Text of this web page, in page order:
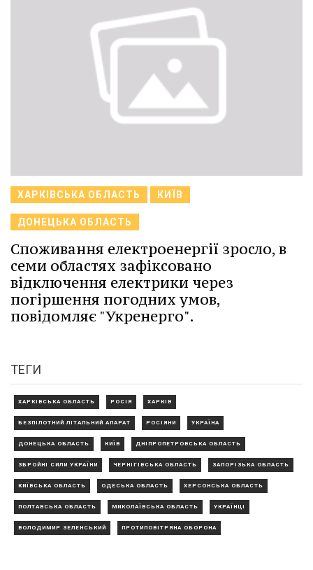
ХАРКІВСЬКА ОБЛАСТЬ КИЇВ
ДОНЕЦЬКА ОБЛАСТЬ
Споживання електроенергії зросло, в
семи областях зафіксовано
відключення електрики через
погіршення погодних умов,
повідомляє "Укренерго".
ТЕГИ
ХАРКІВСЬКА ОБЛАСТЬ РОСІЯ ХАРКІВ
БЕЗПІЛОТНИЙ ЛІТАЛЬНИЙ АПАРАТ РОСІЯНИ УКРАЇНА
ДОНЕЦЬКА ОБЛАСТЬ КИЇВ ДНІПРОПЕТРОВСЬКА ОБЛАСТЬ
ЗБРОЙНІ СИЛИ УКРАЇНИ ЧЕРНІГІВСЬКА ОБЛАСТЬ ЗАПОРІЗЬКА ОБЛАСТЬ
КИЇВСЬКА ОБЛАСТЬ ОДЕСЬКА ОБЛАСТЬ ХЕРСОНСЬКА ОБЛАСТЬ
ПОЛТАВСЬКА ОБЛАСТЬ МИКОЛАЇВСЬКА ОБЛАСТЬ УКРАЇНЦІ
ВОЛОДИМИР ЗЕЛЕНСЬКИЙ ПРОТИПОВІТРЯНА ОБОРОНА